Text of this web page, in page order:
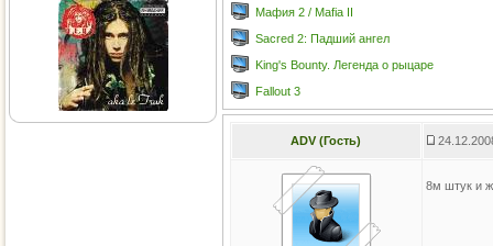
Мафия 2 / Mafia II
Sacred 2: Падший ангел
King's Bounty. Легенда о рыцаре
Fallout 3
ADV (Гость)
8м штук и